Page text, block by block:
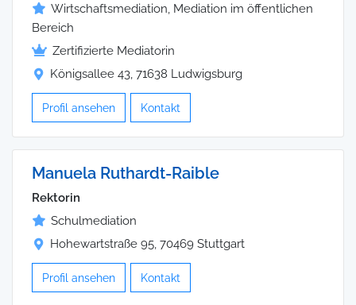
Wirtschaftsmediation, Mediation im öffentlichen
Bereich
Zertifizierte Mediatorin
Königsallee 43, 71638 Ludwigsburg
Profil ansehen Kontakt
Manuela Ruthardt-Raible
Rektorin
Schulmediation
Hohewartstraße 95, 70469 Stuttgart
Profil ansehen Kontakt